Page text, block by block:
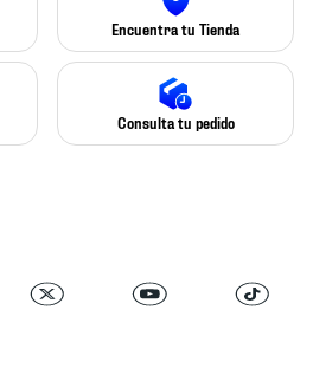
Encuentra tu Tienda
Consulta tu pedido